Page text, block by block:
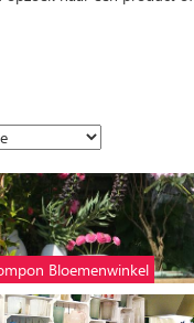
Bloemenwinkel